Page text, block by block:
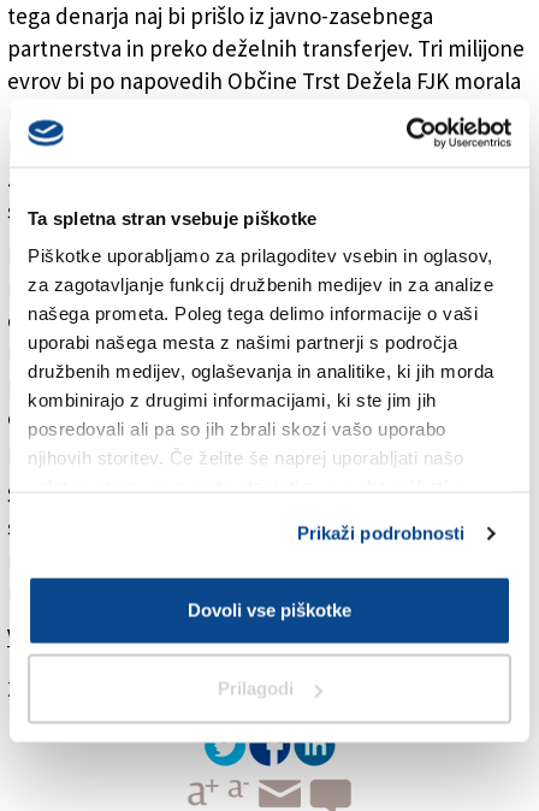
Ta spletna stran vsebuje piškotke
Piškotke uporabljamo za prilagoditev vsebin in oglasov,
za zagotavljanje funkcij družbenih medijev in za analize
našega prometa. Poleg tega delimo informacije o vaši
uporabi našega mesta z našimi partnerji s področja
družbenih medijev, oglaševanja in analitike, ki jih morda
kombinirajo z drugimi informacijami, ki ste jim jih
posredovali ali pa so jih zbrali skozi vašo uporabo
njihovih storitev. Če želite še naprej uporabljati našo
Prikaži podrobnosti
Dovoli vse piškotke
Prilagodi
tega denarja naj bi prišlo iz javno-zasebnega
partnerstva in preko deželnih transferjev. Tri milijone
evrov bi po napovedih Občine Trst Dežela FJK morala
nameniti postavitvi ograje okoli Trga Libertà, kjer
prihaja do incidentov med migranti, ki se tam
zadržujejo. In prav ta točka je povzročila zadrego, ki je
sejo mestnega sveta prekinila za debelo uro.
Po Bertolijevi predstavitvi vsebine dokumenta je
mestni svetnik Giovanni Barbo (Demokratska stranka)
opozoril na domnevne nejasnosti glede financiranja
načrtovane ograje. Po informacijah, ki jih je pridobil
pri občinskih službah, za projekt ni bilo ne
odobrenega financiranja ne vložene prošnje za
pridobitev sredstev.
Sledilo je posvetovanje med odbornikom, uradniki in
strokovnimi službami. Desetminutna prekinitev,
Več v današnjem (torkovem) Primorskem dnevniku.
Za branje in pisanje komentarjev je potrebna prijava